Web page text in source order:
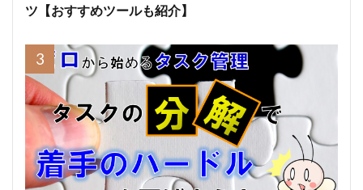
ツ【おすすめツールも紹介】